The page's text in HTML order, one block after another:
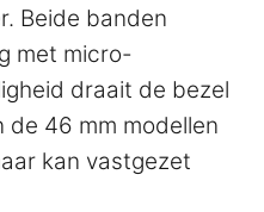
Beide banden
met micro-
draait de bezel
de 46 mm modellen
kan vastgezet